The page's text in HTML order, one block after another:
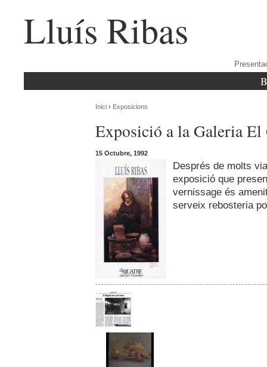
Lluís Ribas
Inici › Exposicions
Exposició a la Galeria El
15 Octubre, 1992
Després de molts
exposició que
vernissage és
serveix rebosteria